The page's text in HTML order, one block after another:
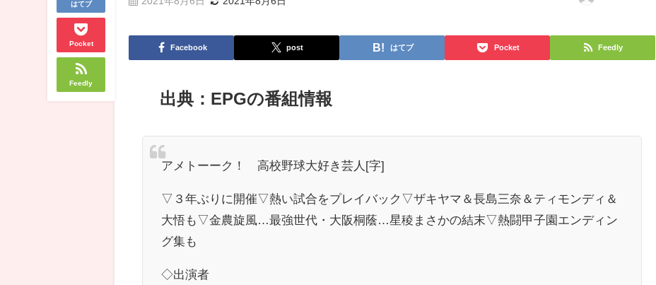
はてブ
Pocket
Feedly
Facebook post はてブ Pocket Feedly
出典：EPGの番組情報
アメトーーク！ 高校野球大好き芸人[字]
▽３年ぶりに開催▽熱い試合をプレイバック▽ザキヤマ＆長島三奈＆ティモンディ＆
大悟も▽金農旋風…最強世代・大阪桐蔭…星稜まさかの結末▽熱闘甲子園エンディン
グ集も
◇出演者